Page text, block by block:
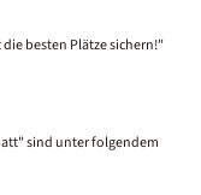
besten Plätze sichern!"
sind unter folgendem